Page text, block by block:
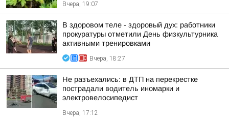
Вчера, 19:07
В здоровом теле - здоровый дух: работники
прокуратуры отметили День физкультурника
активными тренировками
Вчера, 18:27
Не разъехались: в ДТП на перекрестке
пострадали водитель иномарки и
электровелосипедист
Вчера, 17:12